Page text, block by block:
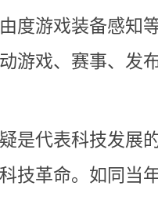
度游戏装备感知
游戏、赛事、发
是代表科技发展
技革命。如同当